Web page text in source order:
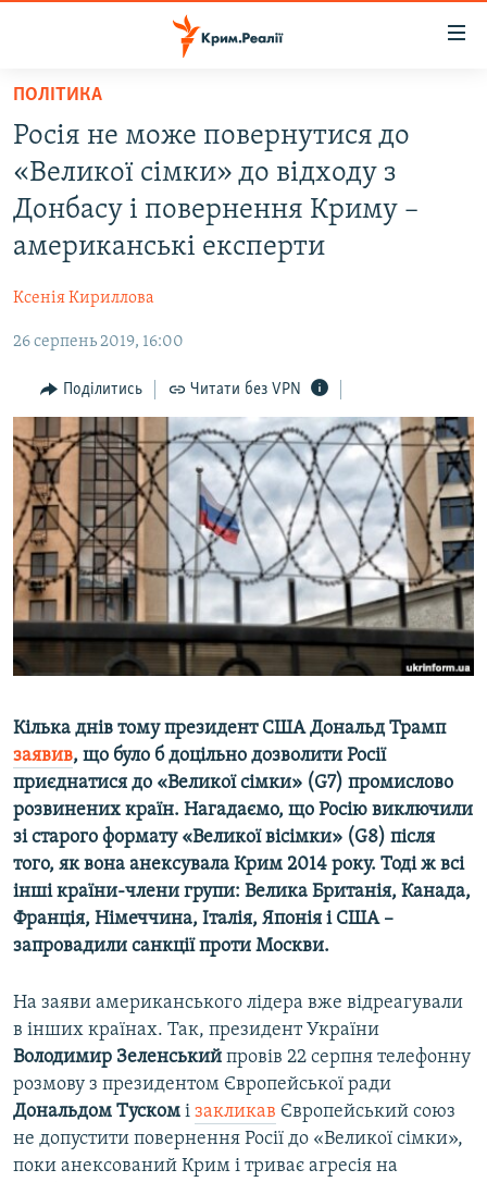
Перейти
основного
матеріалу
Перейти
до
основної
Перейти
до
ВІДЕО ТА ФОТО
ІНТЕРВ'Ю
ВСЕ ЗА ДЕНЬ
СПЕЦПРОЕКТИ
ДЕПОРТАЦІЯ
ВІДЕОУРОКИ «ELIFBE»
СВІДЧЕННЯ ОКУПАЦІЇ
УКРАЇНСЬКА ПРОБЛЕМА КРИМУ
ІНФОГРАФІКА
ЯК ОБІЙТИ БЛОКУВАННЯ
Русский
Qırımtatar
ДОЛУЧАЙСЯ!
Усі сайти RFE/RL
ПОЛІТИКА
Росія не може повернутися до
«Великої сімки» до відходу з
Донбасу і повернення Криму –
американські експерти
Ксенія Кириллова
26 серпень 2019, 16:00
Поділитись Читати без VPN
Кілька днів тому президент США Дональд Трамп
заявив, що було б доцільно дозволити Росії
приєднатися до «Великої сімки» (G7) промислово
розвинених країн. Нагадаємо, що Росію виключили
зі старого формату «Великої вісімки» (G8) після
того, як вона анексувала Крим 2014 року. Тоді ж всі
інші країни-члени групи: Велика Британія, Канада,
Франція, Німеччина, Італія, Японія і США –
запровадили санкції проти Москви.
На заяви американського лідера вже відреагували
в інших країнах. Так, президент України
Володимир Зеленський провів 22 серпня телефонну
розмову з президентом Європейської ради
Дональдом Туском і закликав Європейський союз
не допустити повернення Росії до «Великої сімки»,
поки анексований Крим і триває агресія на